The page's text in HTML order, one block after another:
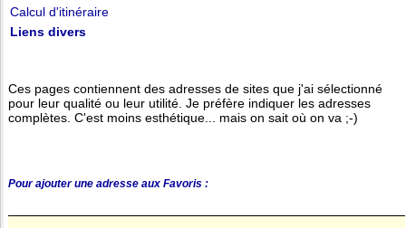
Calcul d'itinéraire
Liens divers
Ces pages contiennent des adresses de sites que j'ai sélectionné
pour leur qualité ou leur utilité. Je préfère indiquer les adresses
complètes. C'est moins esthétique... mais on sait où on va ;-)
Pour ajouter une adresse aux Favoris :